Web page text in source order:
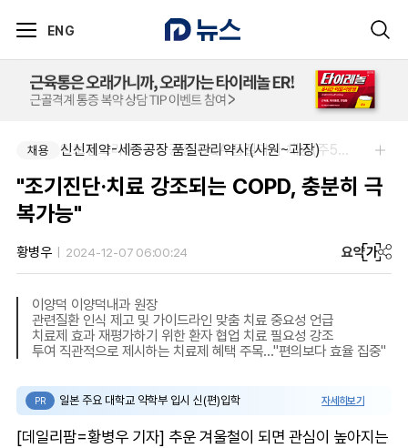
ENG
채용 신신제약-세종공장 품질관리약사(사원~과장)
채용 알보젠코리아-향남공장 OQA 품질약사 채용(주5일/파트타임 가능)
"조기진단·치료 강조되는 COPD, 충분히 극
복가능"
황병우 2024-12-07 06:00:24 요약가
이양덕 이양덕내과 원장
관련질환 인식 제고 및 가이드라인 맞춤 치료 중요성 언급
치료제 효과 재평가하기 위한 환자 협업 치료 필요성 강조
투여 직관적으로 제시하는 치료제 혜택 주목…"편의보다 효율 집중"
PR 일본 주요 대학교 약학부 입시 신(편)입학 자세히보기
[데일리팜=황병우 기자] 추운 겨울철이 되면 관심이 높아지는